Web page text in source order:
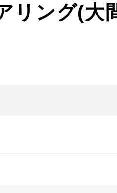
リング(大